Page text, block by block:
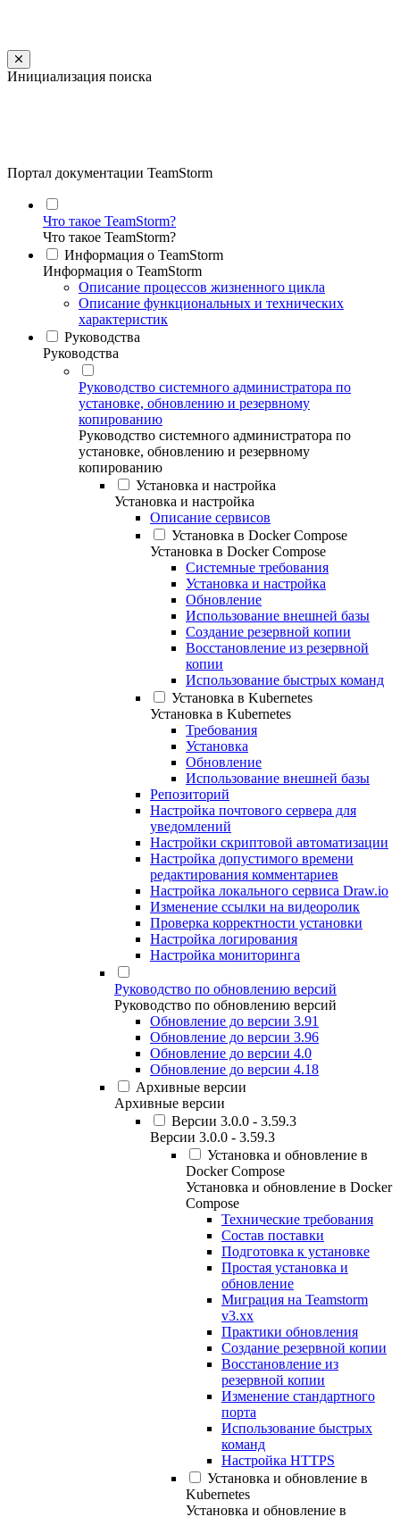
Инициализация поиска
Портал документации TeamStorm
Что такое TeamStorm?
Что такое TeamStorm?
Информация о TeamStorm
Информация о TeamStorm
Описание процессов жизненного цикла
Описание функциональных и технических
характеристик
Руководства
Руководства
Руководство системного администратора по
установке, обновлению и резервному
копированию
Руководство системного администратора по
установке, обновлению и резервному
копированию
Установка и настройка
Установка и настройка
Описание сервисов
Установка в Docker Compose
Установка в Docker Compose
Системные требования
Установка и настройка
Обновление
Использование внешней базы
Создание резервной копии
Восстановление из резервной
копии
Использование быстрых команд
Установка в Kubernetes
Установка в Kubernetes
Требования
Установка
Обновление
Использование внешней базы
Репозиторий
Настройка почтового сервера для
уведомлений
Настройки скриптовой автоматизации
Настройка допустимого времени
редактирования комментариев
Настройка локального сервиса Draw.io
Изменение ссылки на видеоролик
Проверка корректности установки
Настройка логирования
Настройка мониторинга
Руководство по обновлению версий
Руководство по обновлению версий
Обновление до версии 3.91
Обновление до версии 3.96
Обновление до версии 4.0
Обновление до версии 4.18
Архивные версии
Архивные версии
Версии 3.0.0 - 3.59.3
Версии 3.0.0 - 3.59.3
Установка и обновление в
Docker Compose
Установка и обновление в Docker
Compose
Технические требования
Состав поставки
Подготовка к установке
Простая установка и
обновление
Миграция на Teamstorm
v3.xx
Практики обновления
Создание резервной копии
Восстановление из
резервной копии
Изменение стандартного
порта
Использование быстрых
команд
Настройка HTTPS
Установка и обновление в
Kubernetes
Установка и обновление в